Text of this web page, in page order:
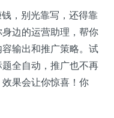
，别光靠写，还得靠
边的运营助理，帮你
输出和推广策略。试
全自动，推广也不再
果会让你惊喜！你